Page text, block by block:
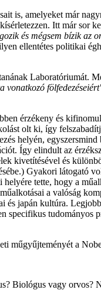
is, amelyeket már
Itt már sor
és mégsem bízik az
ellentétes politikai
Laboratóriumát.
vonatkozó
érzékeny és
olt ki, így
helyén,
Így elindult az
kivetítésével és
Gyakori látogató
tette, hogy a
a valóság
és japán kultúra.
tudományos
műgyűjteményét a
Biológus vagy orvos?